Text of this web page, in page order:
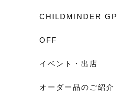
CHILDMINDER GP
OFF
イベント・出店
オーダー品のご紹介